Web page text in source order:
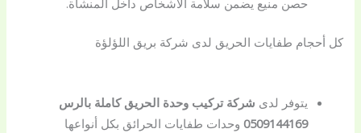
كل أحجام طفايات الحريق لدى شركة بريق اللؤلؤة
يتوفر لدى شركة تركيب وحدة الحريق كاملة بالرس
0509144169 وحدات طفايات الحرائق بكل أنواعها